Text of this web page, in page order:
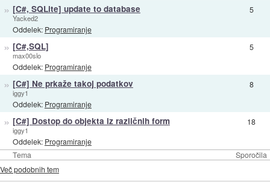
Tema Sporočila
» [C#, SQLite] update to database
Yacked2
Oddelek: Programiranje
5
» [C#,SQL]
max00slo
Oddelek: Programiranje
5
» [C#] Ne prkaže takoj podatkov
iggy1
Oddelek: Programiranje
8
» [C#] Dostop do objekta iz različnih form
iggy1
Oddelek: Programiranje
18
Več podobnih tem